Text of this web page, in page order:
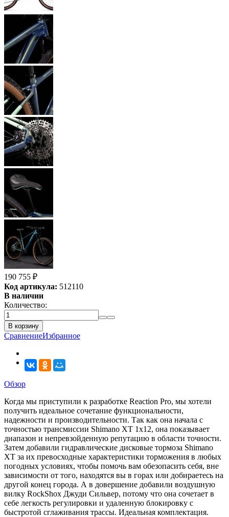
190 755 ₽
Код артикула: 512110
В наличии
Количество:
В корзину
СравнениеИзбранное
Обзор
Когда мы приступили к разработке Reaction Pro, мы хотели
получить идеальное сочетание функциональности,
надежности и производительности. Так как она начала с
точностью трансмиссии Shimano XT 1x12, она показывает
диапазон и непревзойденную репутацию в области точности.
Затем добавили гидравлические дисковые тормоза Shimano
XT за их превосходные характеристики торможения в любых
погодных условиях, чтобы помочь вам обезопасить себя, вне
зависимости от того, находятся вы в горах или добираетесь на
другой конец города. А в довершение добавили воздушную
вилку RockShox Джуди Сильвер, потому что она сочетает в
себе легкость регулировки и удаленную блокировку с
быстротой сглаживания трассы. Идеальная комплектация.